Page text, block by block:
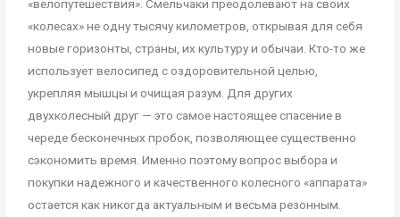
«велопутешествия». Смельчаки преодолевают на своих
«колесах» не одну тысячу километров, открывая для себя
новые горизонты, страны, их культуру и обычаи. Кто-то же
использует велосипед с оздоровительной целью,
укрепляя мышцы и очищая разум. Для других
двухколесный друг — это самое настоящее спасение в
череде бесконечных пробок, позволяющее существенно
сэкономить время. Именно поэтому вопрос выбора и
покупки надежного и качественного колесного «аппарата»
остается как никогда актуальным и весьма резонным.